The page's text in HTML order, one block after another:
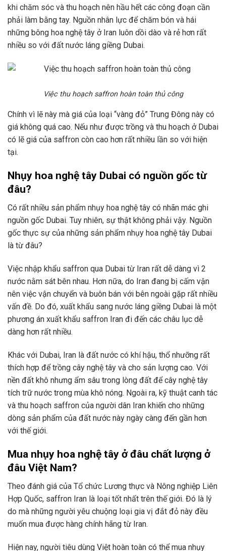
khi chăm sóc và thu hoạch nên hầu hết các công đoạn cần
phải làm bằng tay. Nguồn nhân lực để chăm bón và hái
những bông hoa nghệ tây ở Iran luôn dồi dào và rẻ hơn rất
nhiều so với đất nước láng giềng Dubai.
Việc thu hoạch saffron hoàn toàn thủ công
Chính vì lẽ này mà giá của loại “vàng đỏ” Trung Đông này có
giá không quá cao. Nếu như được trồng và thu hoạch ở Dubai
có lẽ giá của saffron còn cao hơn rất nhiều lần so với hiện
tại.
Nhụy hoa nghệ tây Dubai có nguồn gốc từ
đâu?
Có rất nhiều sản phẩm nhụy hoa nghệ tây có nhãn mác ghi
nguồn gốc Dubai. Tuy nhiên, sự thật không phải vậy. Nguồn
gốc thực sự của những sản phẩm nhụy hoa nghệ tây Dubai
là từ đâu?
Việc nhập khẩu saffron qua Dubai từ Iran rất dễ dàng vì 2
nước nằm sát bên nhau. Hơn nữa, do Iran đang bị cấm vận
nên việc vận chuyển và buôn bán với bên ngoài gặp rất nhiều
vấn đề. Do đó, xuất khẩu sang nước láng giềng Dubai là một
phương án xuất khẩu saffron Iran đi đến các châu lục dễ
dàng hơn rất nhiều.
Khác với Dubai, Iran là đất nước có khí hậu, thổ nhưỡng rất
thích hợp để trồng cây nghệ tây và cho sản lượng cao. Với
nền đất khô nhưng ẩm sâu trong lòng đất để cây nghệ tây
tích trữ nước trong mùa khô nóng. Ngoài ra, kỹ thuật canh tác
và thu hoạch saffron của người dân Iran khiến cho những
dòng sản phẩm của đất nước này ngày càng đến gần hơn
với thế giới.
Mua nhụy hoa nghệ tây ở đâu chất lượng ở
đâu Việt Nam?
Theo đánh giá của Tổ chức Lương thực và Nông nghiệp Liên
Hợp Quốc, saffron Iran là loại tốt nhất trên thế giới. Đó là lý
do mà những người yêu chuộng loại gia vị đắt đỏ này đều
muốn mua được hàng chính hãng từ Iran.
Hiện nay, người tiêu dùng Việt hoàn toàn có thể mua nhụy